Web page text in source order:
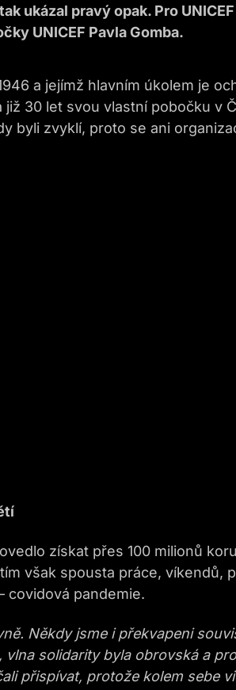
ukázal pravý opak. Pro
UNICEF Pavla Gomba.
a jejímž hlavním úkolem je
30 let svou vlastní pobočku v
byli zvyklí, proto se ani
získat přes 100 milionů
však spousta práce, víkendů,
covidová pandemie.
Někdy jsme i překvapeni
solidarity byla obrovská a
přispívat, protože kolem sebe